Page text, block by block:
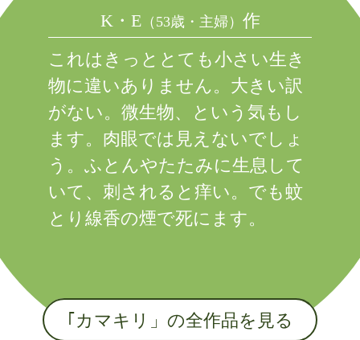
K・E（53歳・主婦） 作
これはきっととても小さい生き
物に違いありません。大きい訳
がない。微生物、という気もし
ます。肉眼では見えないでしょ
う。ふとんやたたみに生息して
いて、刺されると痒い。でも蚊
とり線香の煙で死にます。
｢カマキリ」の全作品を見る